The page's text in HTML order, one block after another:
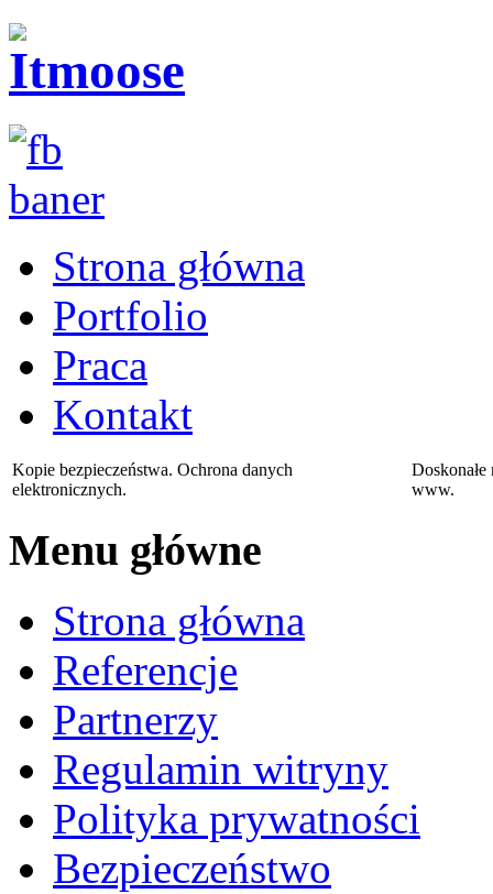
Strona główna
Portfolio
Praca
Kontakt
Kopie bezpieczeństwa. Ochrona danych
elektronicznych.
www.
Menu główne
Strona główna
Referencje
Partnerzy
Regulamin witryny
Polityka prywatności
Bezpieczeństwo